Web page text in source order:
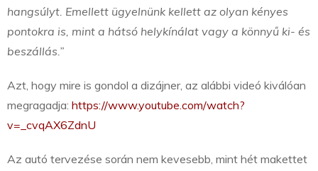
hangsúlyt. Emellett ügyelnünk kellett az olyan kényes
pontokra is, mint a hátsó helykínálat vagy a könnyű ki- és
beszállás.”
Azt, hogy mire is gondol a dizájner, az alábbi videó kiválóan
megragadja: https://www.youtube.com/watch?
v=_cvqAX6ZdnU
Az autó tervezése során nem kevesebb, mint hét makettet